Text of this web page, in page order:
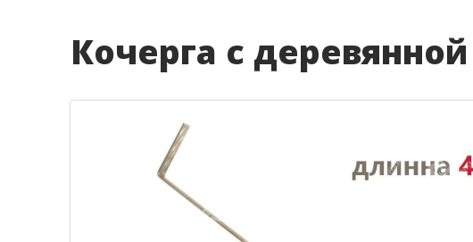
Кочерга с